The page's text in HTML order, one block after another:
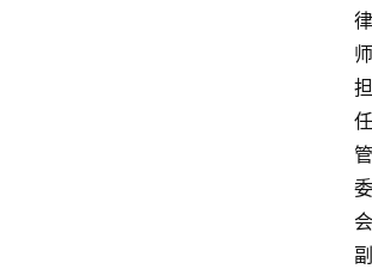
律
师
担
任
管
委
会
副